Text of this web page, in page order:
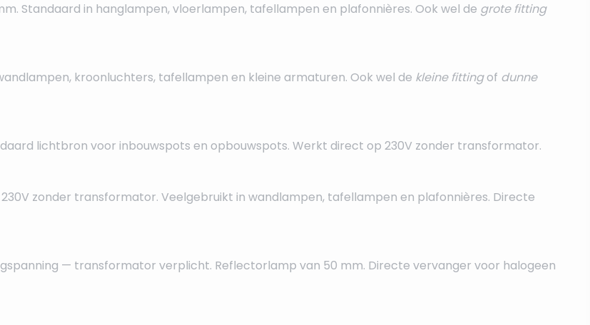
Standaard in hanglampen, vloerlampen, tafellampen en plafonnières. Ook wel de grote fitting
kroonluchters, tafellampen en kleine armaturen. Ook wel de kleine fittingof dunne
lichtbron voor inbouwspots en opbouwspots. Werkt direct op 230V zonder transformator.
zonder transformator. Veelgebruikt in wandlampen, tafellampen en plafonnières. Directe
— transformator verplicht. Reflectorlamp van 50 mm. Directe vervanger voor halogeen